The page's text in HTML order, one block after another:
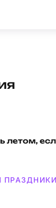
летом,
ПРАЗДНИКИ